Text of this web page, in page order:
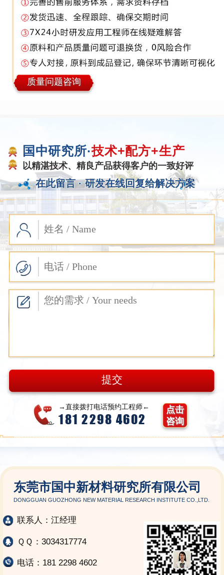
质量问题咨询
国中研究所·技术+配方+生产
以精湛技术、精良产品获得客户的一致好评
在此留言 · 研发在线回复给解决方案
→直接拨打电话预约工程师←
181 2298 4602
点击
咨询
东莞市国中新材料研究所有限公司
DONGGUAN GUOZHONG NEW MATERIAL RESEARCH INSTITUTE CO.,LTD.
联系人：江经理
ＱＱ：3034317774
电话：181 2298 4602